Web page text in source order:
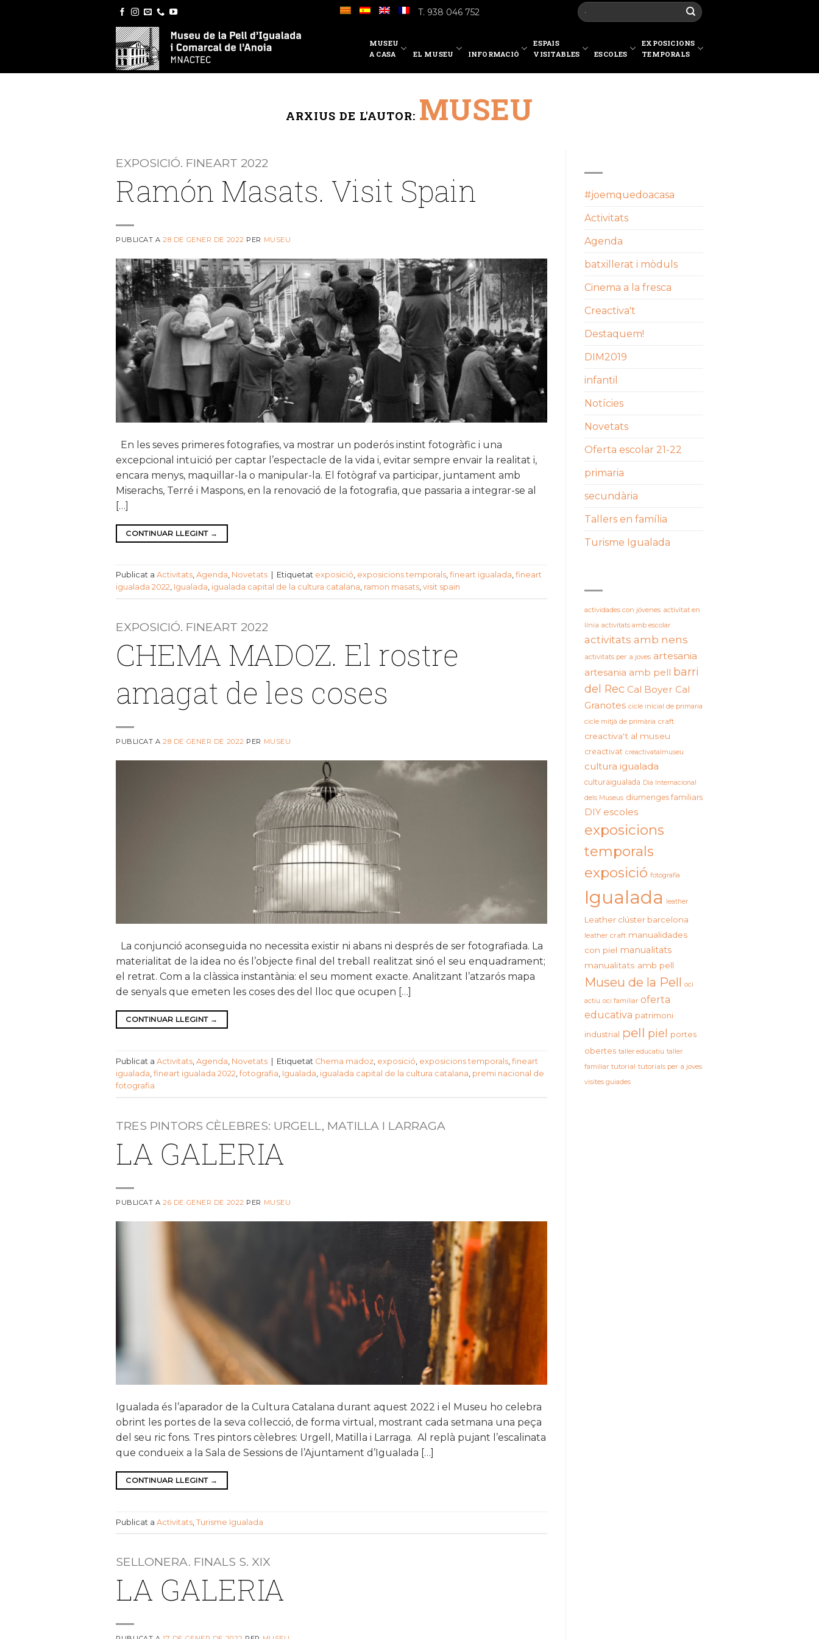
T. 938 046 752
MUSEU
A CASA
EL MUSEU INFORMACIÓ
ESPAIS
VISITABLES
ESCOLES
EXPOSICIONS
TEMPORALS
ARXIUS DE L'AUTOR: MUSEU
EXPOSICIÓ. FINEART 2022
Ramón Masats. Visit Spain
PUBLICAT A28 DE GENER DE 2022 PER MUSEU
En les seves primeres fotografies, va mostrar un poderós instint fotogràfic i una
excepcional intuïció per captar l’espectacle de la vida i, evitar sempre envair la realitat i,
encara menys, maquillar-la o manipular-la. El fotògraf va participar, juntament amb
Miserachs, Terré i Maspons, en la renovació de la fotografia, que passaria a integrar-se al
[…]
CONTINUAR LLEGINT →
Publicat a Activitats Agenda Novetats Etiquetat exposició exposicions temporals fineart igualada fineart
igualada 2022 Igualada igualada capital de la cultura catalana ramon masats visit spain
EXPOSICIÓ. FINEART 2022
CHEMA MADOZ. El rostre
amagat de les coses
PUBLICAT A28 DE GENER DE 2022 PER MUSEU
La conjunció aconseguida no necessita existir ni abans ni després de ser fotografiada. La
materialitat de la idea no és l’objecte final del treball realitzat sinó el seu enquadrament;
el retrat. Com a la clàssica instantània: el seu moment exacte. Analitzant l’atzarós mapa
de senyals que emeten les coses des del lloc que ocupen […]
CONTINUAR LLEGINT →
Publicat a Activitats Agenda Novetats Etiquetat Chema madoz exposició exposicions temporals fineart
igualada fineart igualada 2022 fotografia Igualada igualada capital de la cultura catalana premi nacional de
fotografia
TRES PINTORS CÈLEBRES: URGELL, MATILLA I LARRAGA
LA GALERIA
PUBLICAT A26 DE GENER DE 2022 PER MUSEU
Igualada és l’aparador de la Cultura Catalana durant aquest 2022 i el Museu ho celebra
obrint les portes de la seva col·lecció, de forma virtual, mostrant cada setmana una peça
del seu ric fons. Tres pintors cèlebres: Urgell, Matilla i Larraga. Al replà pujant l’escalinata
que condueix a la Sala de Sessions de l’Ajuntament d’Igualada […]
CONTINUAR LLEGINT →
Publicat a Activitats Turisme Igualada
SELLONERA. FINALS S. XIX
LA GALERIA
#joemquedoacasa
Activitats
Agenda
batxillerat i mòduls
Cinema a la fresca
Creactiva't
Destaquem!
DIM2019
infantil
Notícies
Novetats
Oferta escolar 21-22
primaria
secundària
Tallers en família
Turisme Igualada
actividades con jóvenes activitat en
línia activitats amb escolar
activitats amb nens
activitats per a joves artesania
artesania amb pell barri
del Rec Cal Boyer Cal
Granotes cicle inicial de primaria
cicle mitjà de primària craft
creactiva't al museu
creactivat creactivatalmuseu
cultura igualada
culturaigualada Dia Internacional
dels Museus diumenges familiars
DIY escoles
exposicions
temporals
exposició fotografia
Igualada leather
Leather clúster barcelona
leather craft manualidades
con piel manualitats
manualitats amb pell
Museu de la Pell oci
actiu oci familiar oferta
educativa patrimoni
industrial pell piel
portes
obertes taller educatiu taller
familiar tutorial tutorials per a joves
visites guiades